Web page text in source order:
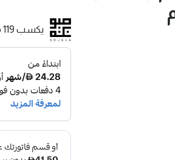
يكسب 119 مكافآت صوغة